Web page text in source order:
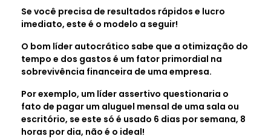
Se você precisa de resultados rápidos e lucro
imediato, este é o modelo a seguir!
O bom líder autocrático sabe que a otimização do
tempo e dos gastos é um fator primordial na
sobrevivência financeira de uma empresa.
Por exemplo, um líder assertivo questionaria o
fato de pagar um aluguel mensal de uma sala ou
escritório, se este só é usado 6 dias por semana, 8
horas por dia, não é o ideal!